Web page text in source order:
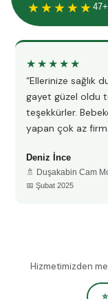
★★★★★
★★★★★
“Ellerinize sağlık
gayet güzel oldu
teşekkürler.
yapan çok az
Deniz İnce
🚿 Duşakabin Cam
📅 Şubat 2025
Hizmetimizden